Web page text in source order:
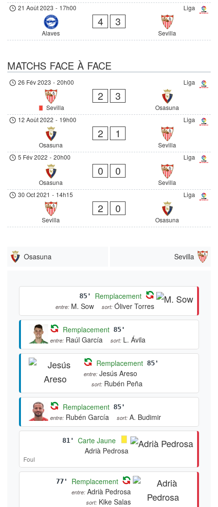
Liga
21 Août 2023 - 17h00
Alaves
4 3
Sevilla
MATCHS FACE À FACE
Liga
26 Fév 2023 - 20h00
Sevilla
2 3
Osasuna
Liga
12 Août 2022 - 19h00
Osasuna
2 1
Sevilla
Liga
5 Fév 2022 - 20h00
Osasuna
0 0
Sevilla
Liga
30 Oct 2021 - 14h15
Sevilla
2 0
Osasuna
Osasuna Sevilla
85' Remplacement
entre: M. Sow sort: Óliver Torres
Remplacement 85'
entre: Raúl García sort: L. Ávila
Remplacement 85'
entre: Jesús Areso
sort: Rubén Peña
Remplacement 85'
entre: Rubén García sort: A. Budimir
81'
Carte Jaune
Adrià Pedrosa
Foul
77' Remplacement
entre: Adrià Pedrosa
sort: Kike Salas